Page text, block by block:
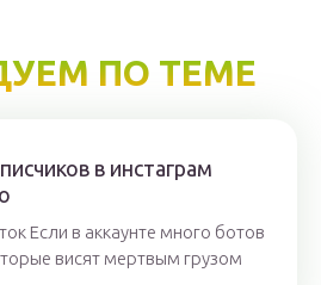
ПО ТЕМЕ
в инстаграм
Если в аккаунте много ботов
висят мертвым грузом